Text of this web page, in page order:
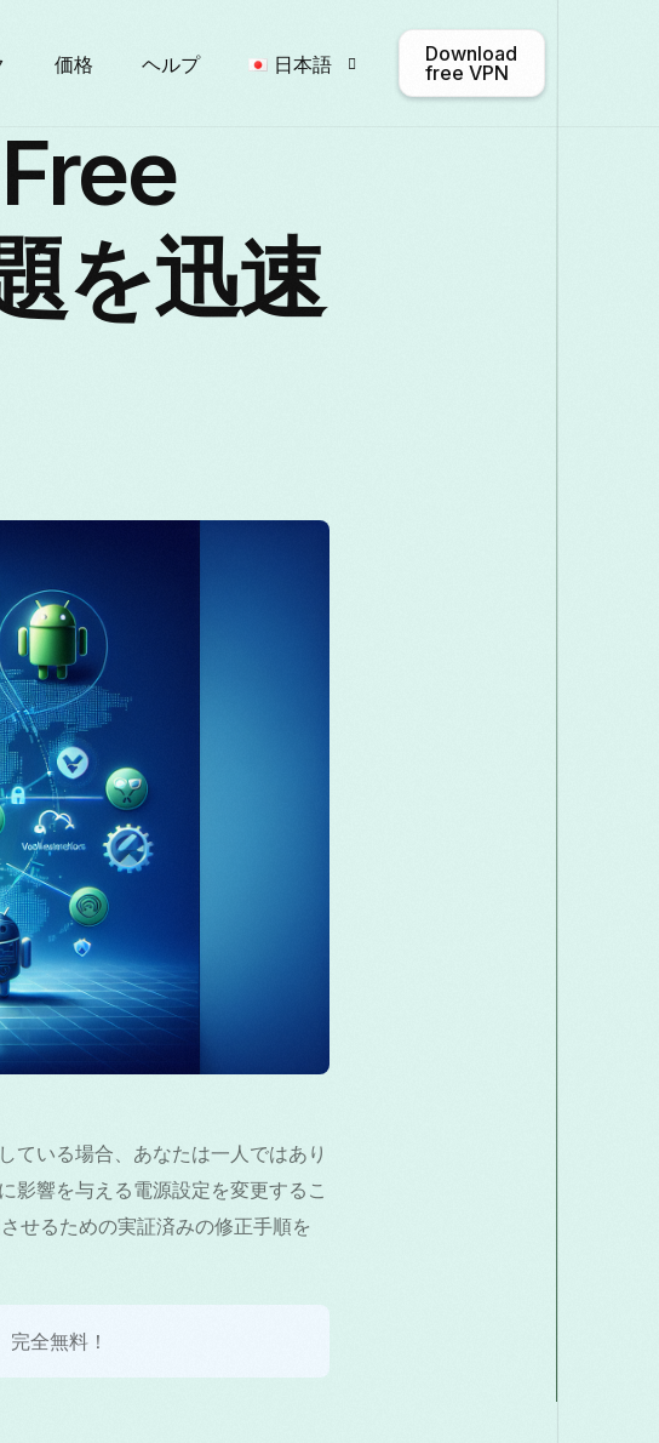
価格 ヘルプ 日本語
Български
Download
free VPN
を迅速
いる場合、あなたは一人ではあり
影響を与える電源設定を変更するこ
せるための実証済みの修正手順を
完全無料！